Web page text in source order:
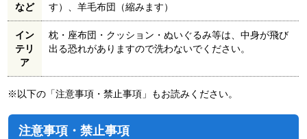
など
す）、羊毛布団（縮みます）
イン
テリ
ア
枕・座布団・クッション・ぬいぐるみ等は、中身が飛び
出る恐れがありますので洗わないでください。
※以下の「注意事項・禁止事項」もお読みください。
注意事項・禁止事項